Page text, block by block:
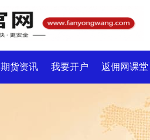
期货资讯 我要开户 返佣网课堂